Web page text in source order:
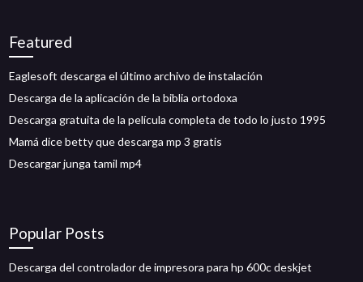
Featured
Eaglesoft descarga el último archivo de instalación
Descarga de la aplicación de la biblia ortodoxa
Descarga gratuita de la película completa de todo lo justo 1995
Mamá dice betty que descarga mp 3 gratis
Descargar junga tamil mp4
Popular Posts
Descarga del controlador de impresora para hp 600c deskjet